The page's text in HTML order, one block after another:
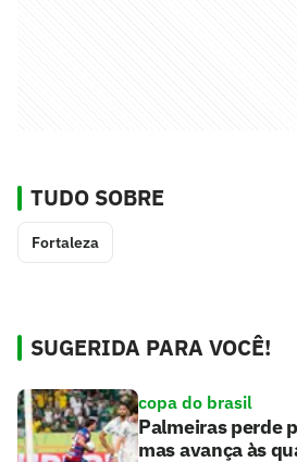
TUDO SOBRE
Fortaleza
SUGERIDA PARA VOCÊ!
copa do brasil
Palmeiras perde
mas avança às